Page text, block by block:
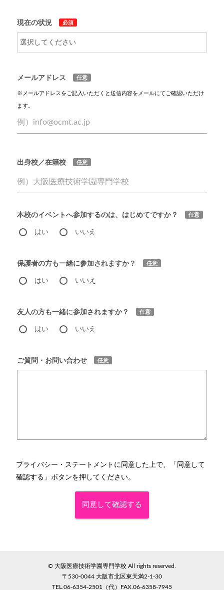
現在の状況 必須
メールアドレス 任意
※メールアドレスをご記入いただくと送信内容をメールにてご確認いただけ
ます。
出身校／在籍校 任意
本校のイベントへ参加するのは、はじめてですか？ 任意
はい いいえ
保護者の方も一緒に参加されますか？ 任意
はい いいえ
友人の方も一緒に参加されますか？ 任意
はい いいえ
ご質問・お問い合わせ 任意
プライバシー・ステートメント に同意した上で、「同意して
確認する」ボタンを押してください。
© 大阪医療技術学園専門学校 All rights reserved.
〒530-0044 大阪市北区東天満2-1-30
TEL.06-6354-2501（代）FAX.06-6358-7945